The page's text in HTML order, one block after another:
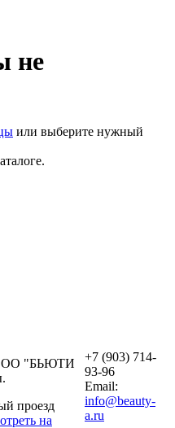
не
или выберите нужный
ООО "БЬЮТИ
проезд
на
+7 (903) 714-
93-96
Email:
info@beauty-
a.ru